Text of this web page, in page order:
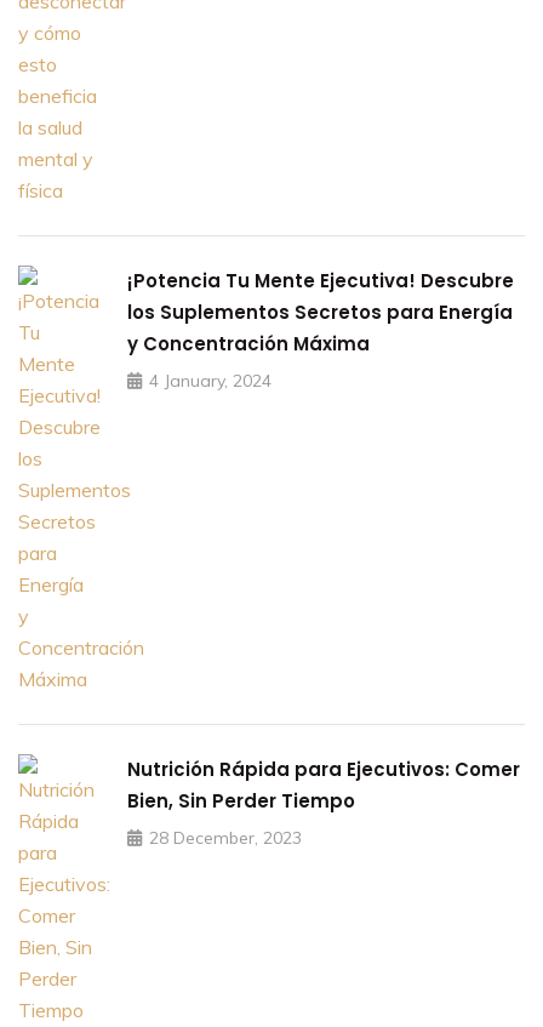
¡Potencia Tu Mente Ejecutiva! Descubre
los Suplementos Secretos para Energía
y Concentración Máxima
4 January, 2024
Nutrición Rápida para Ejecutivos: Comer
Bien, Sin Perder Tiempo
28 December, 2023